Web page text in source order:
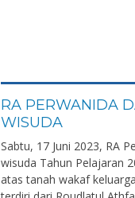
RA PERWANIDA
WISUDA
Sabtu, 17 Juni 2023, RA
wisuda Tahun Pelajaran
atas tanah wakaf